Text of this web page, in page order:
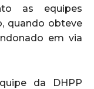
as equipes
quando obteve
em via
da DHPP